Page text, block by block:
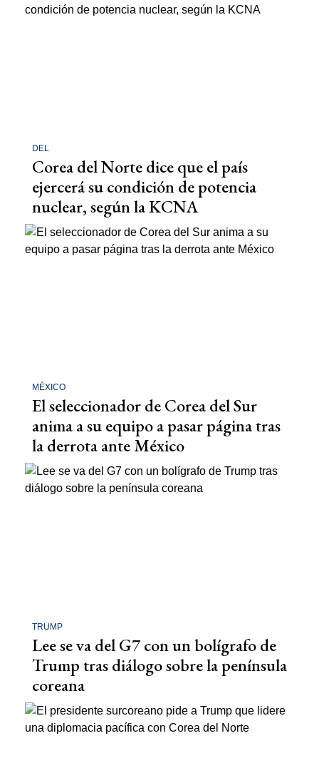
DEL
Corea del Norte dice que el país
ejercerá su condición de potencia
nuclear, según la KCNA​​
MÉXICO
El seleccionador de Corea del Sur
anima a su equipo a pasar página tras
la derrota ante México
TRUMP
Lee se va del G7 con un bolígrafo de
Trump tras diálogo sobre la península
coreana